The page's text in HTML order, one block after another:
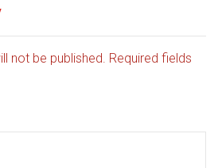
not be published. Required fields